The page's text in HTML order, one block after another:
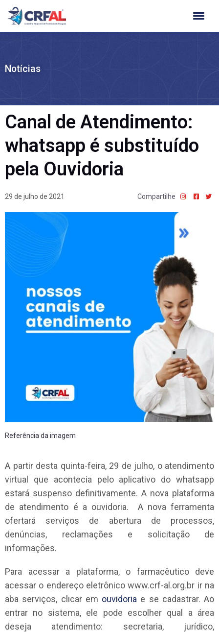
Ir
para
Notícias
Canal de Atendimento:
whatsapp é substituído
pela Ouvidoria
29 de julho de 2021 Compartilhe
Referência da imagem
A partir desta quinta-feira, 29 de julho, o atendimento
virtual que acontecia pelo aplicativo do whatsapp
estará suspenso definitivamente. A nova plataforma
de atendimento é a ouvidoria. A nova ferramenta
ofertará serviços de abertura de processos,
denúncias, reclamações e solicitação de
informações.
Para acessar a plataforma, o farmacêutico deve
acessar o endereço eletrônico www.crf-al.org.br ir na
aba serviços, clicar em ouvidoria e se cadastrar. Ao
entrar no sistema, ele pode escolher qual a área
deseja atendimento: secretaria, jurídico,